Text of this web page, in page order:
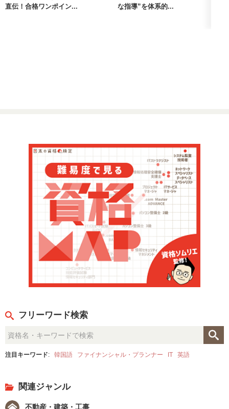
直伝！合格ワンポイン...
な指導”を体系的...
フリーワード検索
注目キーワード: 韓国語 ファイナンシャル・プランナー IT 英語
関連ジャンル
不動産・建築・工事